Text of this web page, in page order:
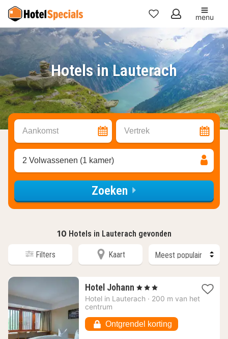
Mijn
favorieten
menu
Hotels in Lauterach
Aankomst Vertrek
2 Volwassenen (1 kamer)
Zoeken
10 Hotels in Lauterach gevonden
Filters Kaart
Hotel Johann 1
nacht
€
, 3 Sterren
Hotel in Lauterach · 200 m van het
centrum
Ontgrendel korting